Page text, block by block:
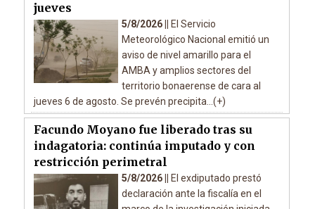
jueves
5/8/2026 ||
El Servicio
Meteorológico Nacional emitió un
aviso de nivel amarillo para el
AMBA y amplios sectores del
territorio bonaerense de cara al
jueves 6 de agosto. Se prevén precipita...(+)
Facundo Moyano fue liberado tras su
indagatoria: continúa imputado y con
restricción perimetral
5/8/2026 ||
El exdiputado prestó
declaración ante la fiscalía en el